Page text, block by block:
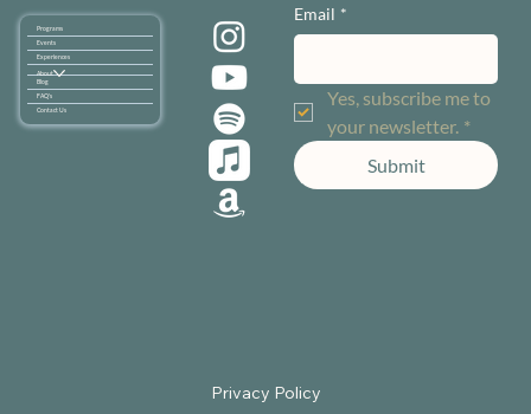
Programs
Events
Experiences
About
Blog
FAQ's
Contact Us
Email *
Yes, subscribe me to
your newsletter. *
Submit